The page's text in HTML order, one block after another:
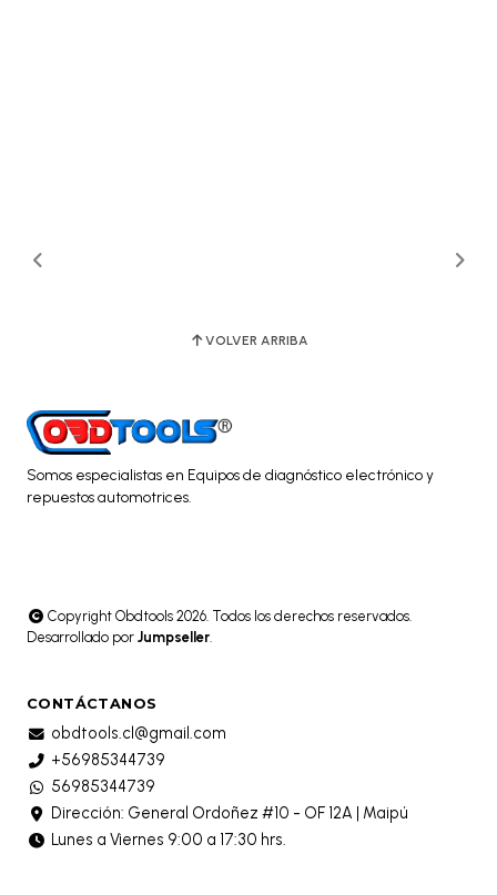
VOLVER ARRIBA
Somos especialistas en Equipos de diagnóstico electrónico y
repuestos automotrices.
Copyright Obdtools 2026. Todos los derechos reservados.
Desarrollado por Jumpseller
CONTÁCTANOS
obdtools.cl@gmail.com
+56985344739
56985344739
Dirección: General Ordoñez #10 - OF 12A | Maipú
Lunes a Viernes 9:00 a 17:30 hrs.